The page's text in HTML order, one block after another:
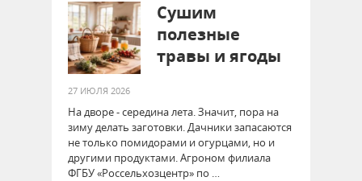
Сушим
полезные
травы и ягоды
27 ИЮЛЯ 2026
На дворе - середина лета. Значит, пора на
зиму делать заготовки. Дачники запасаются
не только помидорами и огурцами, но и
другими продуктами. Агроном филиала
ФГБУ «Россельхозцентр» по …